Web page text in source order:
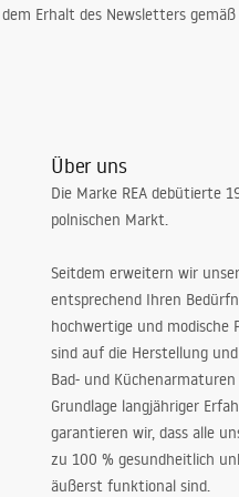
nutzen und es bleibt mehr Platz für
Eine flache Variante
Größe, zum Stil und zu den
Erhalt des Newsletters
Über uns
Die Marke REA debütierte
polnischen Markt.
Seitdem erweitern wir
entsprechend Ihren
hochwertige und modische
sind auf die Herstellung
Bad- und
Grundlage langjähriger
garantieren wir, dass alle
zu 100 % gesundheitlich
äußerst funktional sind.